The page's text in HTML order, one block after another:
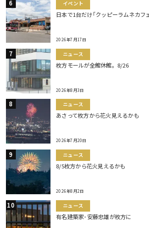
イベント
日本で1台だけ｢クッピーラムネカフ
2026年7月17日
ニュース
枚方モールが全館休館。8/26
2026年8月3日
ニュース
あさって枚方から花火見えるかも
2026年7月20日
ニュース
8/5枚方から花火見えるかも
2026年8月2日
ニュース
有名建築家･安藤忠雄が枚方に